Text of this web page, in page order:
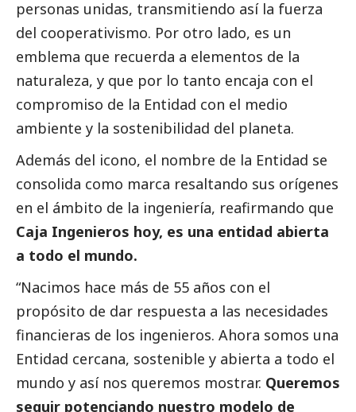
personas unidas, transmitiendo así la fuerza
del cooperativismo. Por otro lado, es un
emblema que recuerda a elementos de la
naturaleza, y que por lo tanto encaja con el
compromiso de la Entidad con el medio
ambiente y la sostenibilidad del planeta.
Además del icono, el nombre de la Entidad se
consolida como marca resaltando sus orígenes
en el ámbito de la ingeniería, reafirmando que
Caja Ingenieros hoy, es una entidad abierta
a todo el mundo.
“Nacimos hace más de 55 años con el
propósito de dar respuesta a las necesidades
financieras de los ingenieros. Ahora somos una
Entidad cercana, sostenible y abierta a todo el
mundo y así nos queremos mostrar. Queremos
seguir potenciando nuestro modelo de